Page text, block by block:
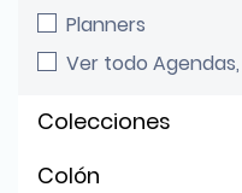
Planners
Ver todo
Colecciones
Colón